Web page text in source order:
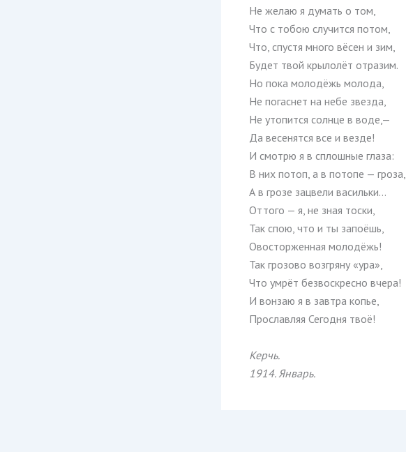
Не желаю я думать о том,
Что с тобою случится потом,
Что, спустя много вёсен и зим,
Будет твой крылолёт отразим.
Но пока молодёжь молода,
Не погаснет на небе звезда,
Не утопится солнце в воде,—
Да весенятся все и везде!
И смотрю я в сплошные глаза:
В них потоп, а в потопе — гроза,
А в грозе зацвели васильки…
Оттого — я, не зная тоски,
Так спою, что и ты запоёшь,
Овосторженная молодёжь!
Так грозово возгряну «ура»,
Что умрёт безвоскресно вчера!
И вонзаю я в завтра копье,
Прославляя Сегодня твоё!
Керчь.
1914. Январь.